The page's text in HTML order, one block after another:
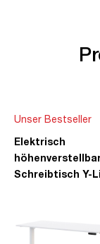
Unser Bestseller
Elektrisch
Schreibtisch Y-